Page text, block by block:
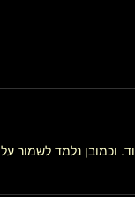
וכמובן נלמד לשמור על